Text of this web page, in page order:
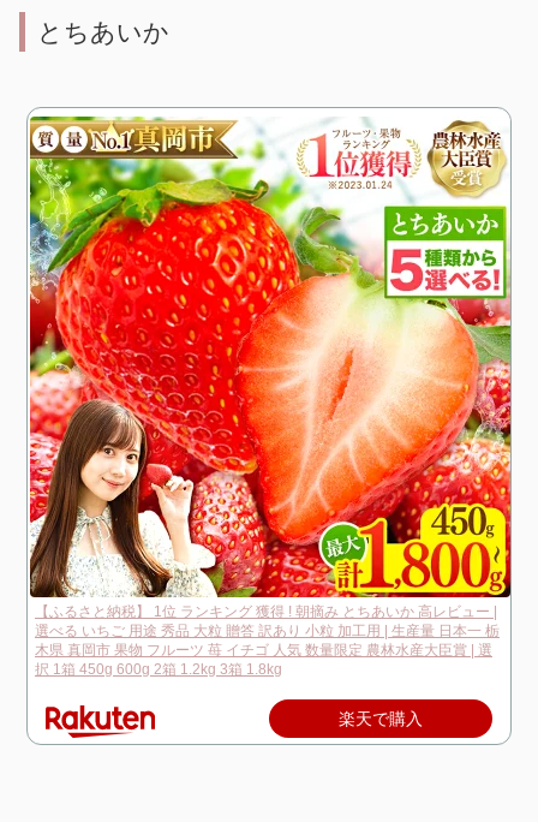
とちあいか
【ふるさと納税】 1位 ランキング 獲得 ! 朝摘み とちあいか 高レビュー |
選べる いちご 用途 秀品 大粒 贈答 訳あり 小粒 加工用 | 生産量 日本一 栃
木県 真岡市 果物 フルーツ 苺 イチゴ 人気 数量限定 農林水産大臣賞 | 選
択 1箱 450g 600g 2箱 1.2kg 3箱 1.8kg
楽天で購入